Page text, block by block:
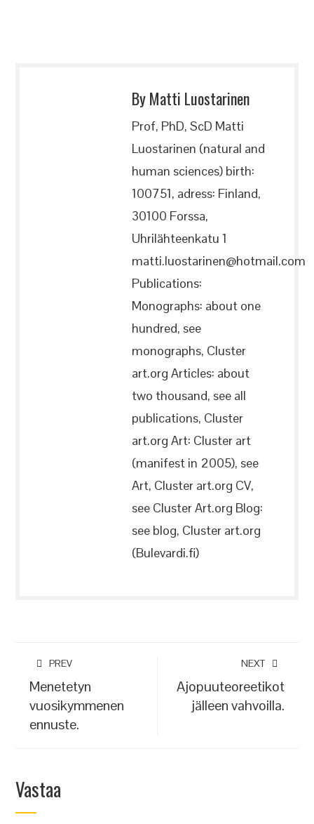
By Matti Luostarinen
Prof, PhD, ScD Matti
Luostarinen (natural and
human sciences) birth:
100751, adress: Finland,
30100 Forssa,
Uhrilähteenkatu 1
matti.luostarinen@hotmail.com
Publications:
Monographs: about one
hundred, see
monographs, Cluster
art.org Articles: about
two thousand, see all
publications, Cluster
art.org Art: Cluster art
(manifest in 2005), see
Art, Cluster art.org CV,
see Cluster Art.org Blog:
see blog, Cluster art.org
(Bulevardi.fi)
PREV
Menetetyn
vuosikymmenen
ennuste.
NEXT
Ajopuuteoreetikot
jälleen vahvoilla.
Vastaa